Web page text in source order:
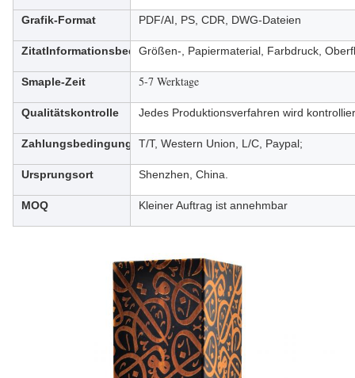
Grafik-Format PDF/AI, PS, CDR, DWG-Dateien
ZitatInformationsbedarfGrößen-, Papiermaterial, Farbdruck,
Smaple-Zeit 5-7 Werktage
Qualitätskontrolle Jedes Produktionsverfahren wird
ZahlungsbedingungenT/T, Western Union, L/C, Paypal;
Ursprungsort Shenzhen, China.
MOQ Kleiner Auftrag ist annehmbar